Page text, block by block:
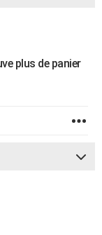
plus de panier